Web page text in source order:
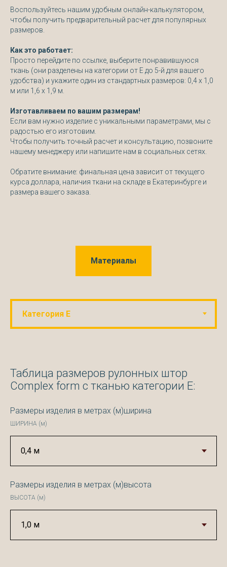
Воспользуйтесь нашим удобным онлайн-калькулятором,
чтобы получить предварительный расчет для популярных
размеров.
Как это работает:
Просто перейдите по ссылке, выберите понравившуюся
ткань (они разделены на категории от Е до 5-й для вашего
удобства) и укажите один из стандартных размеров: 0,4 х 1,0
м или 1,6 х 1,9 м.
Изготавливаем по вашим размерам!
Если вам нужно изделие с уникальными параметрами, мы с
радостью его изготовим.
Чтобы получить точный расчет и консультацию, позвоните
нашему менеджеру или напишите нам в социальных сетях.
Обратите внимание: финальная цена зависит от текущего
курса доллара, наличия ткани на складе в Екатеринбурге и
размера вашего заказа.
Материалы
Таблица размеров рулонных штор
Complex form с тканью категории Е:
Размеры изделия в метрах (м)ширина
ШИРИНА (м)
Размеры изделия в метрах (м)высота
ВЫСОТА (м)